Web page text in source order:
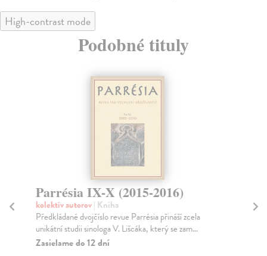
High-contrast mode
Podobné tituly
Parrésia IX-X (2015-2016)
kolektív autorov| Kniha
Předkládané dvojčíslo revue Parrésia přináší zcela
unikátní studii sinologa V. Lišcáka, který se zam...
Zasielame do 12 dní